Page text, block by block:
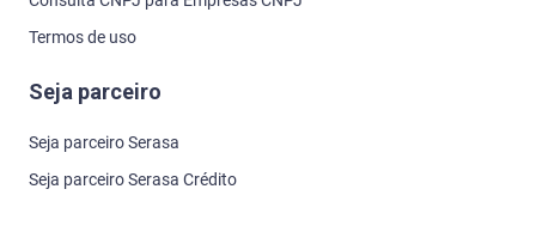
Termos de uso
Seja parceiro
Seja parceiro Serasa
Seja parceiro Serasa Crédito